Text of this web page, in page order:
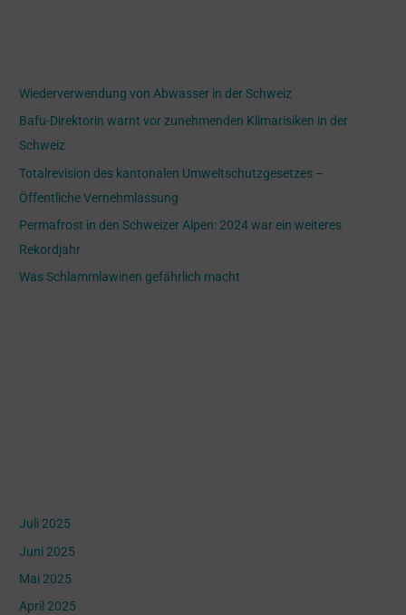
n
n
c
h
:
Wiederverwendung von Abwasser in der Schweiz
Bafu-Direktorin warnt vor zunehmenden Klimarisiken in der
Schweiz
Totalrevision des kantonalen Umweltschutzgesetzes –
Öffentliche Vernehmlassung
Permafrost in den Schweizer Alpen: 2024 war ein weiteres
Rekordjahr
Was Schlammlawinen gefährlich macht
Juli 2025
Juni 2025
Mai 2025
April 2025